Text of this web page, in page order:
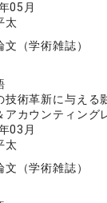
05月
太
文（学術雑誌）
技術革新に与える
アカウンティン
03月
太
文（学術雑誌）